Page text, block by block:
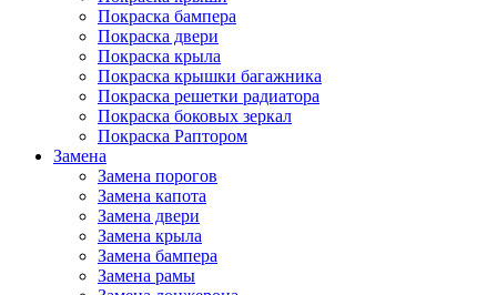
Покраска бампера
Покраска двери
Покраска крыла
Покраска крышки багажника
Покраска решетки радиатора
Покраска боковых зеркал
Покраска Раптором
Замена
Замена порогов
Замена капота
Замена двери
Замена крыла
Замена бампера
Замена рамы